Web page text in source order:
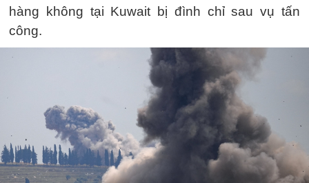
hàng không tại Kuwait bị đình chỉ sau vụ tấn
công.